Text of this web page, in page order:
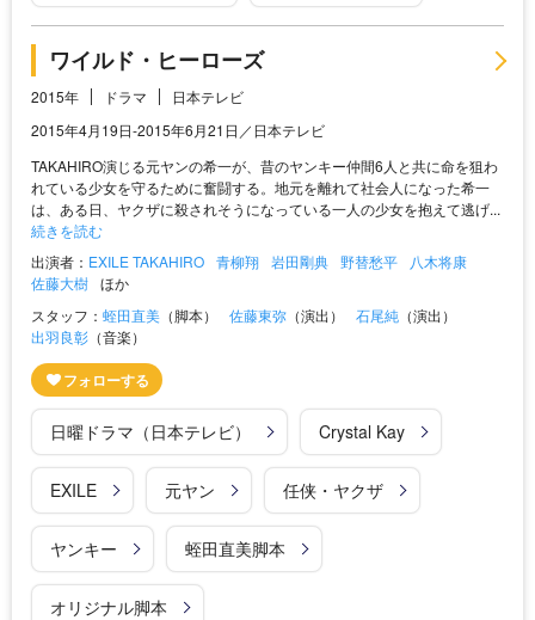
ワイルド・ヒーローズ
2015年 ドラマ
日本テレビ
2015年4月19日‐2015年6月21日／日本テレビ
TAKAHIRO演じる元ヤンの希一が、昔のヤンキー仲間6人と共に命を狙わ
れている少女を守るために奮闘する。地元を離れて社会人になった希一
は、ある日、ヤクザに殺されそうになっている一人の少女を抱えて逃げ...
続きを読む
出演者： EXILE TAKAHIRO 青柳翔 岩田剛典 野替愁平
八木将康
佐藤大樹 ほか
スタッフ： 蛭田直美 （脚本） 佐藤東弥 （演出） 石尾純 （演出）
出羽良彰 （音楽）
日曜ドラマ（日本テレビ） Crystal Kay
EXILE 元ヤン 任侠・ヤクザ
ヤンキー 蛭田直美脚本
オリジナル脚本